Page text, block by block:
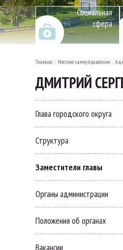
Социальная
сфера
Главная Местное самоуправление
ДМИТРИЙ
Глава городского округа
Структура
Заместители главы
Органы администрации
Положения об органах
Вакансии